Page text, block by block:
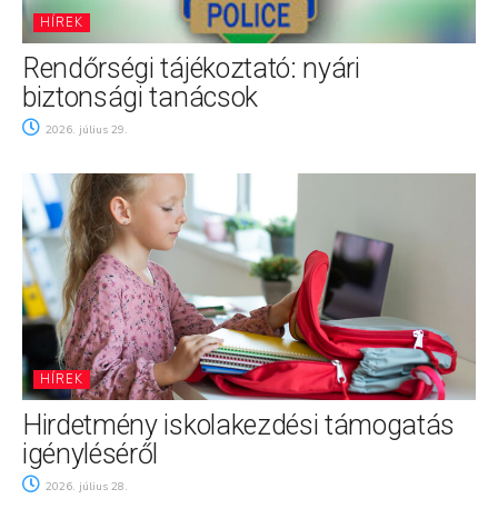
HÍREK
Rendőrségi tájékoztató: nyári
biztonsági tanácsok
2026. július 29.
HÍREK
Hirdetmény iskolakezdési támogatás
igényléséről
2026. július 28.